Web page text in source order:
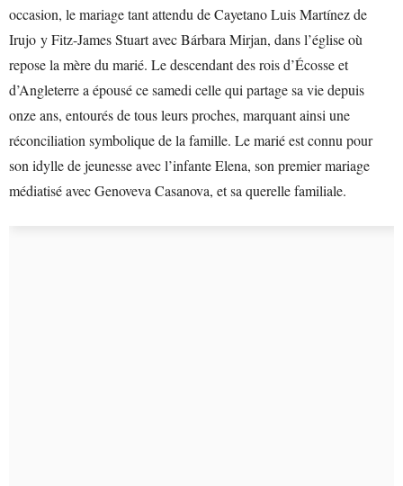
occasion, le mariage tant attendu de Cayetano Luis Martínez de
Irujo y Fitz-James Stuart avec Bárbara Mirjan, dans l’église où
repose la mère du marié. Le descendant des rois d’Écosse et
d’Angleterre a épousé ce samedi celle qui partage sa vie depuis
onze ans, entourés de tous leurs proches, marquant ainsi une
réconciliation symbolique de la famille. Le marié est connu pour
son idylle de jeunesse avec l’infante Elena, son premier mariage
médiatisé avec Genoveva Casanova, et sa querelle familiale.